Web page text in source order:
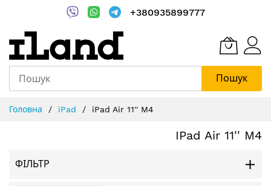
+380935899777
Пошук
Головна iPad iPad Air 11'' M4
IPad Air 11'' M4
ФІЛЬТР